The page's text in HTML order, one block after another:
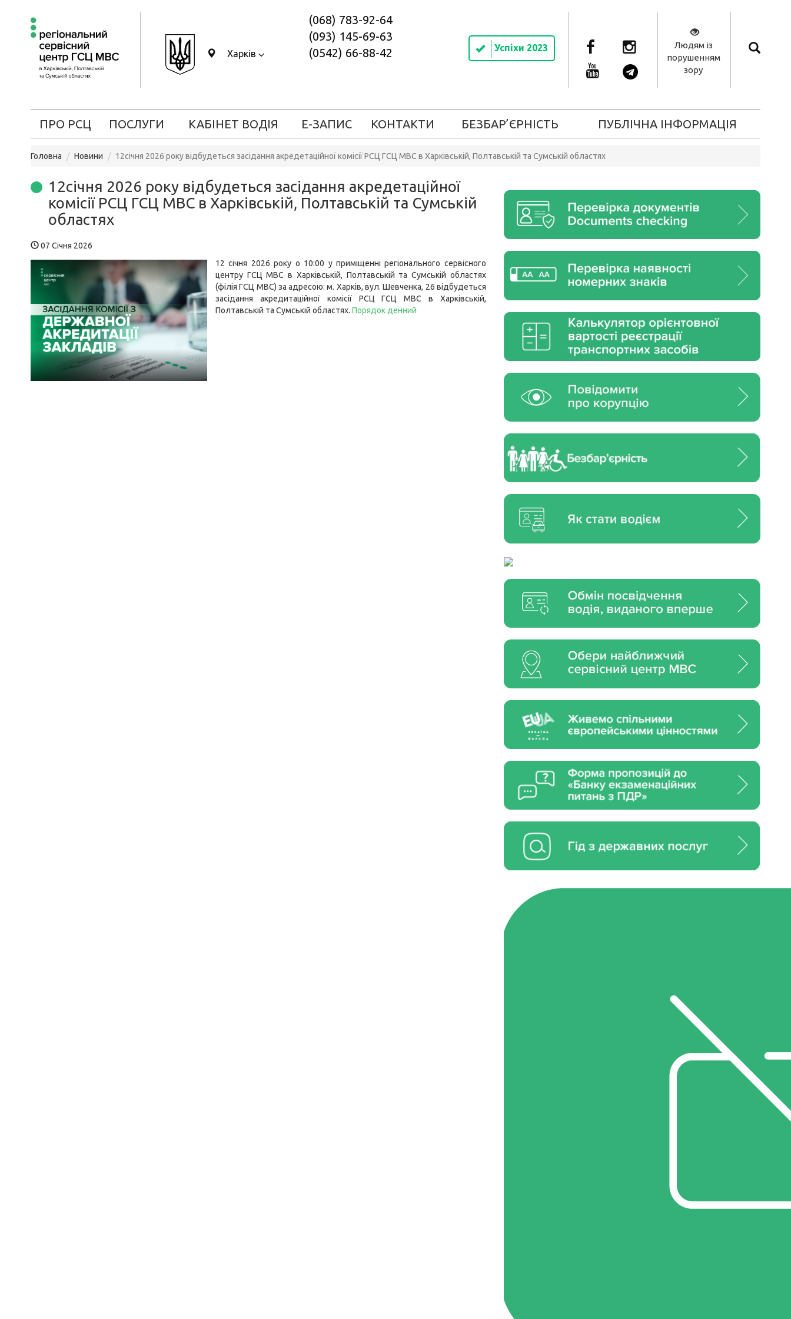
Харків
(068) 783-92-64
(093) 145-69-63
(0542) 66-88-42
Успіхи 2023
Людям із
порушенням
зору
ПРО РСЦ ПОСЛУГИ КАБІНЕТ ВОДІЯ Е-ЗАПИС КОНТАКТИ БЕЗБАР’ЄРНІСТЬ ПУБЛІЧНА ІНФОРМАЦІЯ
Головна Новини 12січня 2026 року відбудеться засідання акредетаційної комісії РСЦ ГСЦ МВС в Харківській, Полтавській та Сумській областях
12січня 2026 року відбудеться засідання акредетаційної
комісії РСЦ ГСЦ МВС в Харківській, Полтавській та Сумській
областях
07 Січня 2026
12 січня 2026 року о 10:00 у приміщенні регіонального сервісного
центру ГСЦ МВС в Харківській, Полтавській та Сумській областях
(філія ГСЦ МВС) за адресою: м. Харків, вул. Шевченка, 26 відбудеться
засідання акредитаційної комісії РСЦ ГСЦ МВС в Харківській,
Полтавській та Сумській областях. Порядок денний